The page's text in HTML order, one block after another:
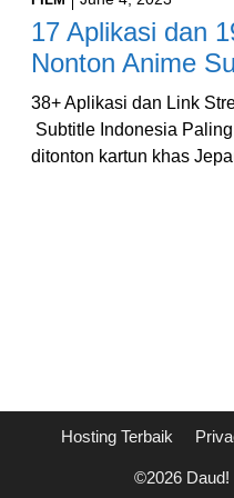
17 Aplikasi dan
Nonton Anime
38+ Aplikasi dan Link
Subtitle Indonesia
ditonton kartun khas
Hosting Terbaik
©2026 Daud!